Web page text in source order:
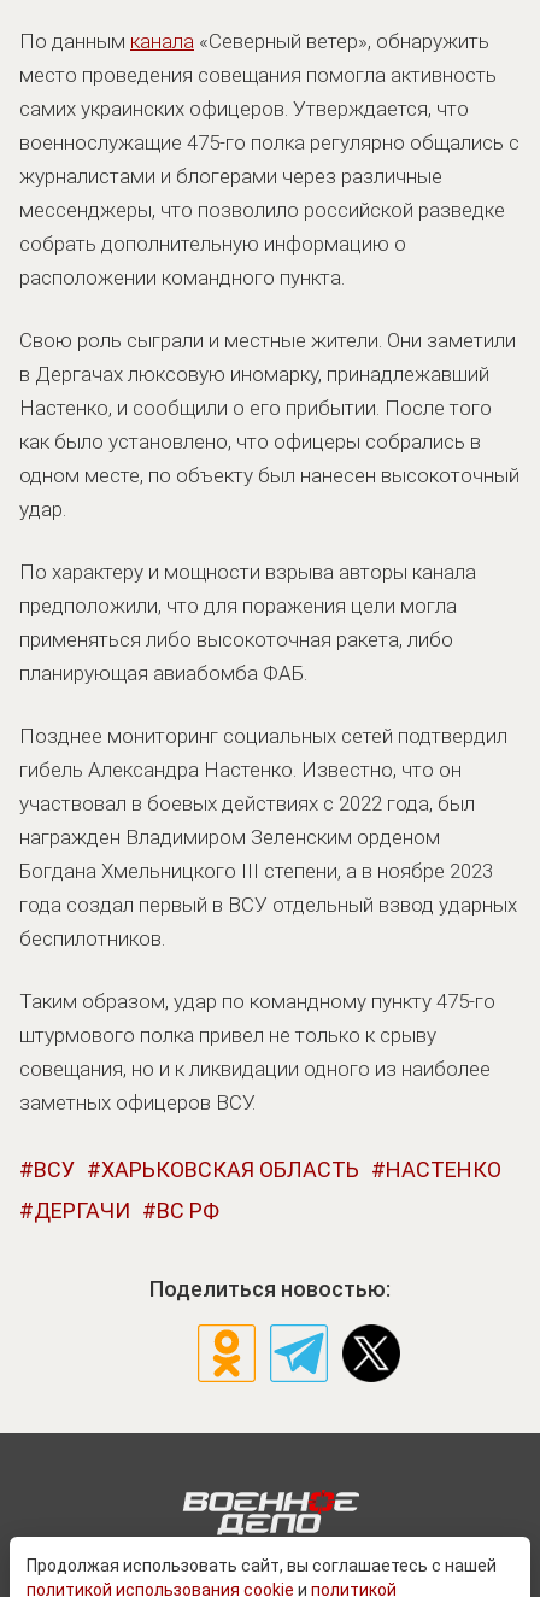
По данным канала «Северный ветер», обнаружить
место проведения совещания помогла активность
самих украинских офицеров. Утверждается, что
военнослужащие 475-го полка регулярно общались с
журналистами и блогерами через различные
мессенджеры, что позволило российской разведке
собрать дополнительную информацию о
расположении командного пункта.
Свою роль сыграли и местные жители. Они заметили
в Дергачах люксовую иномарку, принадлежавший
Настенко, и сообщили о его прибытии. После того
как было установлено, что офицеры собрались в
одном месте, по объекту был нанесен высокоточный
удар.
По характеру и мощности взрыва авторы канала
предположили, что для поражения цели могла
применяться либо высокоточная ракета, либо
планирующая авиабомба ФАБ.
Позднее мониторинг социальных сетей подтвердил
гибель Александра Настенко. Известно, что он
участвовал в боевых действиях с 2022 года, был
награжден Владимиром Зеленским орденом
Богдана Хмельницкого III степени, а в ноябре 2023
года создал первый в ВСУ отдельный взвод ударных
беспилотников.
Таким образом, удар по командному пункту 475-го
штурмового полка привел не только к срыву
совещания, но и к ликвидации одного из наиболее
заметных офицеров ВСУ.
ВСУ ХАРЬКОВСКАЯ ОБЛАСТЬ
НАСТЕНКО
ДЕРГАЧИ
ВС РФ
Поделиться новостью:
Продолжая использовать сайт, вы соглашаетесь с нашей
политикой использования cookie и политикой